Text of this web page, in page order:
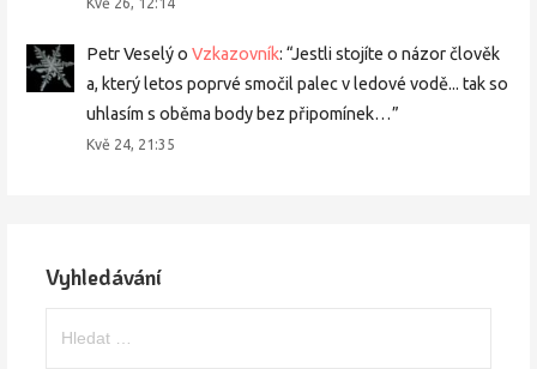
Petr VeselýoVzkazovník: “Jestli stojíte o názor člověk
a, který letos poprvé smočil palec v ledové vodě... tak so
uhlasím s oběma body bez připomínek…”
Kvě 24, 21:35
Vyhledávání